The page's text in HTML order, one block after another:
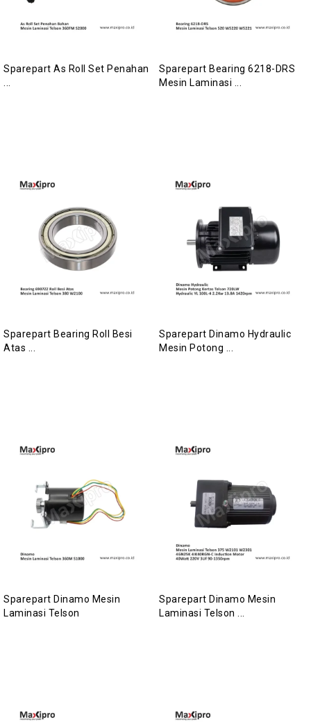
Sparepart As Roll Set Penahan
Sparepart Bearing 6218-DRS
Mesin Laminasi ...
Sparepart Bearing Roll Besi
Atas ...
Sparepart Dinamo Hydraulic
Mesin Potong ...
Sparepart Dinamo Mesin
Laminasi Telson
Sparepart Dinamo Mesin
Laminasi Telson ...